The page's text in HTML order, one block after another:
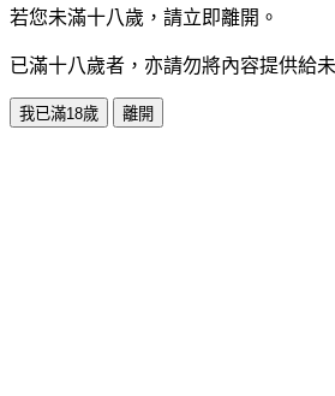
若您未滿十八歲，請立即離開。
已滿十八歲者，亦請勿將內容提供給
我已滿18歲 離開